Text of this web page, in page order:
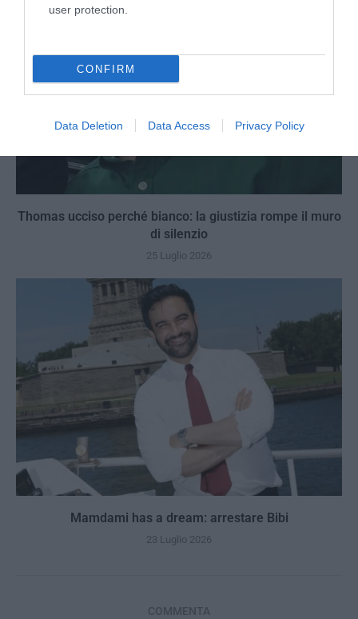
user protection.
CONFIRM
Data Deletion Data Access Privacy Policy
Thomas ucciso perché bianco: la giustizia rompe il muro
di silenzio
25 Luglio 2026
Mamdami has a dream: arrestare Bibi
23 Luglio 2026
COMMENTA